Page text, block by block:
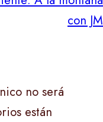
con JM
no será
están